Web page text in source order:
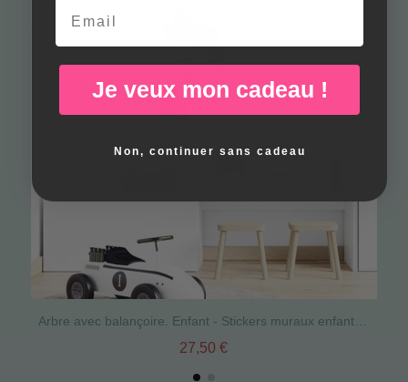
Arbre avec balançoire. Enfant - Stickers muraux enfants et bébés
27,50 €
Je veux mon cadeau !
Non, continuer sans cadeau